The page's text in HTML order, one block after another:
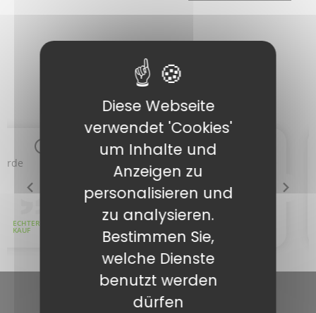
Diese Webseite
verwendet 'Cookies'
um Inhalte und
Anzeigen zu
personalisieren und
zu analysieren.
Bestimmen Sie,
welche Dienste
benutzt werden
dürfen